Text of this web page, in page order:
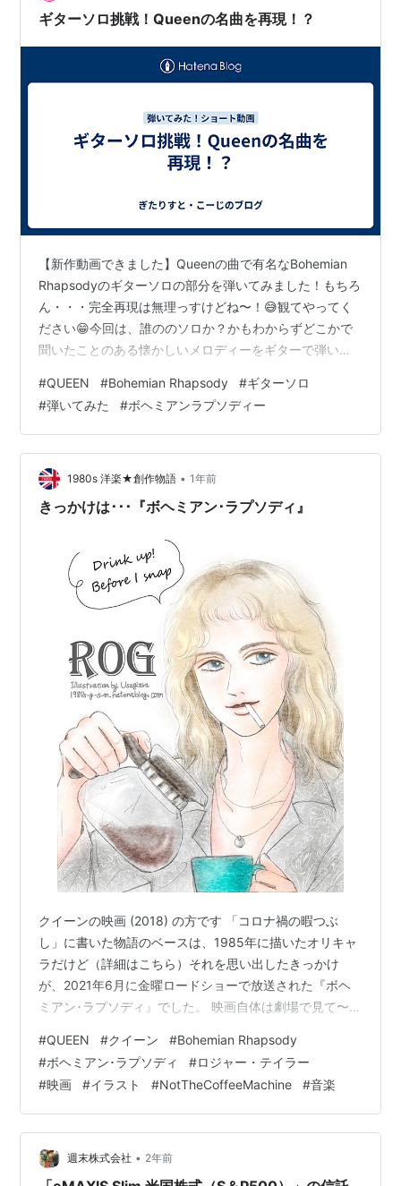
ギターソロ挑戦！Queenの名曲を再現！？
【新作動画できました】Queenの曲で有名なBohemian
Rhapsodyのギターソロの部分を弾いてみました！もちろ
ん・・・完全再現は無理っすけどね〜！😅観てやってく
ださい😁今回は、誰ののソロか？かもわからずどこかで
聞いたことのある懐かしいメロディーをギターで弾いて
した‼️ちと、リズムなどのニュアンス出すのが難しく苦戦
しました😂ほんと曲名バンド名覚えてないのと、クイー
ンって曲を全く聞いたことないんです。ギタリストでミ
ュージシャンで聞いてないなんてという事だ！とか、変
な奴らによくつっこまれますが・・・😅ビートルズもロ
ーリングストーンズもツェッ…
#QUEEN #Bohemian Rhapsody #ギターソロ
#弾いてみた #ボヘミアンラプソディー
1980s 洋楽★創作物語 • 1年前
きっかけは･･･『ボヘミアン･ラプソディ』
クイーンの映画 (2018) の方です 「コロナ禍の暇つぶ
し」に書いた物語のベースは、1985年に描いたオリキャ
ラだけど（詳細はこちら）それを思い出したきっかけ
が、2021年6月に金曜ロードショーで放送された『ボヘ
ミアン･ラプソディ』でした。 映画自体は劇場で見て〜と
内容を把握。 80s な自分にとってクイーンは 70s の大御
所で、ちょっと管轄外。 正直、リアルタイムで見ていた
「ライブエイド」のシーン目当てで、クイーンの〝大御
所･ラスボス感〟の半端ない再現に、大満足して終了——
といった感じでした。 リンク テレビ放送が始まると——
Twit…
#QUEEN #クイーン #Bohemian Rhapsody
#ボヘミアン･ラプソディ #ロジャー・テイラー
#映画 #イラスト #NotTheCoffeeMachine #音楽
週末株式会社 • 2年前